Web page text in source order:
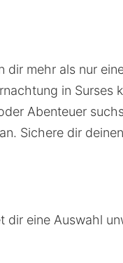
dir mehr als nur
in Surses
Abenteuer
Sichere dir
dir eine Auswahl